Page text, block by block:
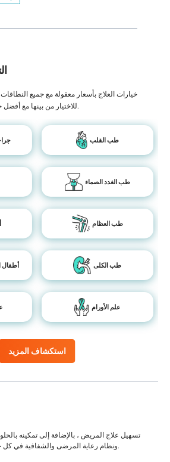
استكشاف المزيد
خيارات العلاج بأسعار معقولة مع جميع
للاختيار من بينها مع أفضل جودة للرعاية الصحية في البلاد.
طب القلب
طب الغدد الصماء
طب العظام
أطفال طب الكلى
علم الأورام
تسهيل علاج المريض ، بالإضافة إلى تمكينه
ونظام رعاية المرضى والشفافية في كل خطوة من خطوات رحلة العلاج.